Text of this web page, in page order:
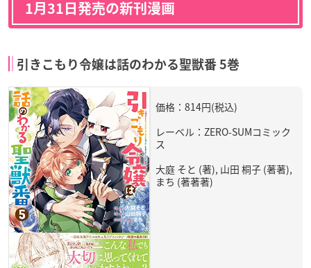
1月31日発売の新刊漫画
引きこもり令嬢は話のわかる聖獣番 5巻
価格：814円(税込)
レーベル：ZERO-SUMコミック
ス
大庭 そと (著), 山田 桐子 (著著),
まち (著著著)